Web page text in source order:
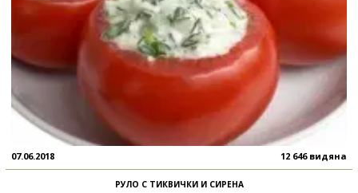
07.06.2018 12 646 видяна
РУЛО С ТИКВИЧКИ И СИРЕНА